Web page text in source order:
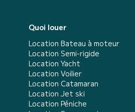
Quoi louer
Location Bateau à moteur
Location Semi-rigide
Location Yacht
Location Voilier
Location Catamaran
Location Jet ski
Location Péniche